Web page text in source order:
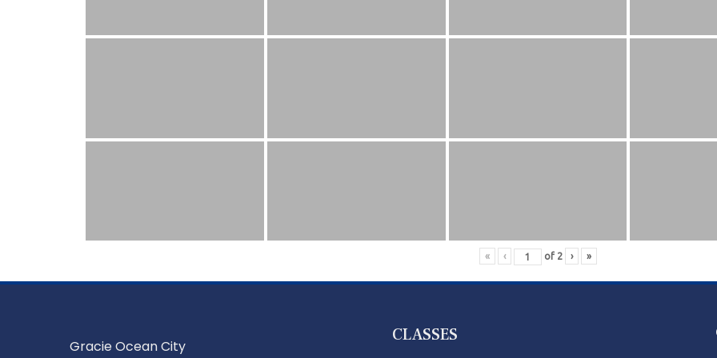
« ‹ of 2 › »
Gracie Ocean City
CLASSES